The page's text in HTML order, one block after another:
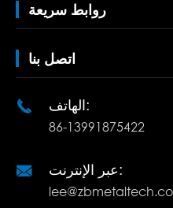
روابط سريعة
اتصل بنا
 الهاتف:
86-13991875422
 عبر الإنترنت: